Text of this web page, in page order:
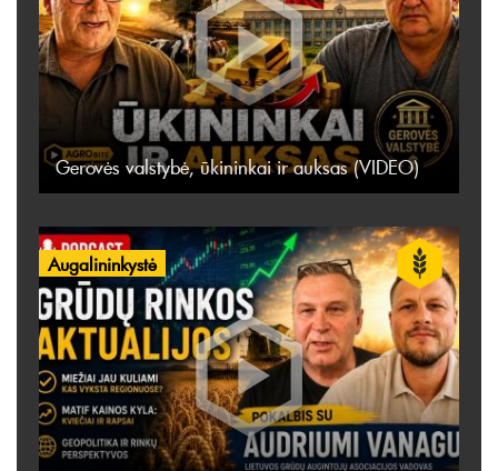
Gerovės valstybė, ūkininkai ir auksas (VIDEO)
Augalininkystė